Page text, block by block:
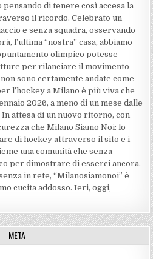
di tenere così accesa la
il ricordo. Celebrato un
e senza squadra, osservando
l’ultima “nostra” casa, abbiamo
olimpico potesse
per rilanciare il movimento
sono certamente andate come
l’hockey a Milano è più viva che
2026, a meno di un mese dalle
attesa di un nuovo ritorno, con
che Milano Siamo Noi: lo
di hockey attraverso il sito e i
una comunità che senza
per dimostrare di esserci ancora.
in rete, “Milanosiamonoi” è
cucita addosso. Ieri, oggi,
META